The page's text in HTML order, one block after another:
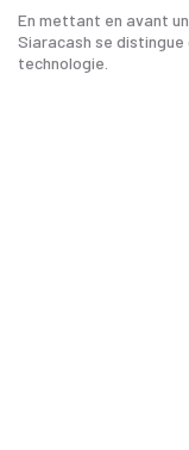
En mettant en avant
Siaracash se
technologie.